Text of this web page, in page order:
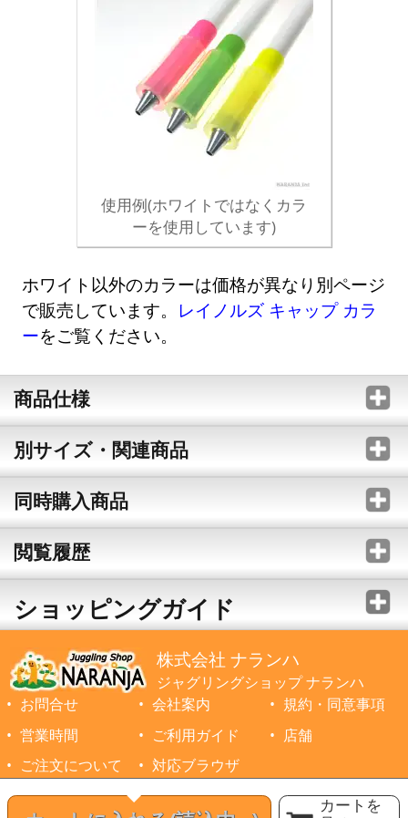
カートを
使用例(ホワイトではなくカラ
ーを使用しています)
ホワイト以外のカラーは価格が異なり別ページ
で販売しています。
レイノルズ キャップ カラ
ーをご覧ください。
商品仕様
別サイズ・関連商品
同時購入商品
閲覧履歴
ショッピングガイド
株式会社 ナランハ
ジャグリングショップ ナランハ
お問合せ
会社案内
規約・同意事項
営業時間
ご利用ガイド
店舗
ご注文について
対応ブラウザ
©1999-2026 NARANJA Inc. All Rights Reserved.